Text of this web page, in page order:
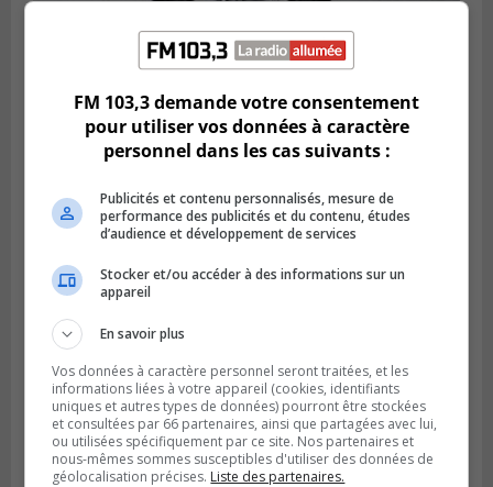
Publié le 6 août 2026 à 11h58
Des jeunes ciblent la Montérégie pour
le Défi écrou de roue
Publié le 6 août 2026 à 05h39
La grenade du camping du lac Cristal était
inoffensive
FM 103,3 demande votre consentement
pour utiliser vos données à caractère
personnel dans les cas suivants :
Publicités et contenu personnalisés, mesure de
performance des publicités et du contenu, études
d’audience et développement de services
Stocker et/ou accéder à des informations sur un
appareil
En savoir plus
Vos données à caractère personnel seront traitées, et les
informations liées à votre appareil (cookies, identifiants
uniques et autres types de données) pourront être stockées
et consultées par 66 partenaires, ainsi que partagées avec lui,
ou utilisées spécifiquement par ce site. Nos partenaires et
nous-mêmes sommes susceptibles d'utiliser des données de
géolocalisation précises. Liste des partenaires.